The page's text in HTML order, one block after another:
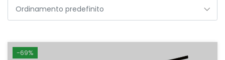
-69%